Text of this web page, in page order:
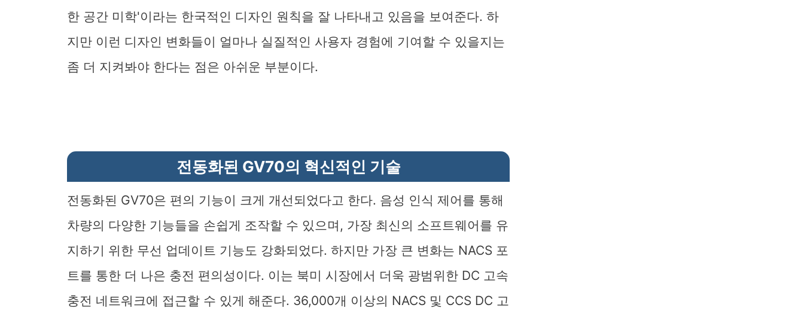
한 공간 미학'이라는 한국적인 디자인 원칙을 잘 나타내고 있음을 보여준다. 하
지만 이런 디자인 변화들이 얼마나 실질적인 사용자 경험에 기여할 수 있을지는
좀 더 지켜봐야 한다는 점은 아쉬운 부분이다.
전동화된 GV70의 혁신적인 기술
전동화된 GV70은 편의 기능이 크게 개선되었다고 한다. 음성 인식 제어를 통해
차량의 다양한 기능들을 손쉽게 조작할 수 있으며, 가장 최신의 소프트웨어를 유
지하기 위한 무선 업데이트 기능도 강화되었다. 하지만 가장 큰 변화는 NACS 포
트를 통한 더 나은 충전 편의성이다. 이는 북미 시장에서 더욱 광범위한 DC 고속
충전 네트워크에 접근할 수 있게 해준다. 36,000개 이상의 NACS 및 CCS DC 고